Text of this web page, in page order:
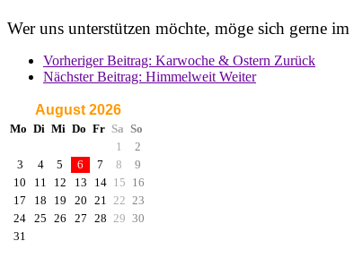
Wer uns unterstützen möchte, möge sich gerne
Vorheriger Beitrag: Karwoche & Ostern Zurück
Nächster Beitrag: Himmelweit Weiter
August 2026
Mo Di Mi Do Fr Sa So
1
2
3
4 5 6 7 8
9
10
11 12 13 14 15 16
17
18 19 20 21 22 23
24 25 26 27 28 29 30
31